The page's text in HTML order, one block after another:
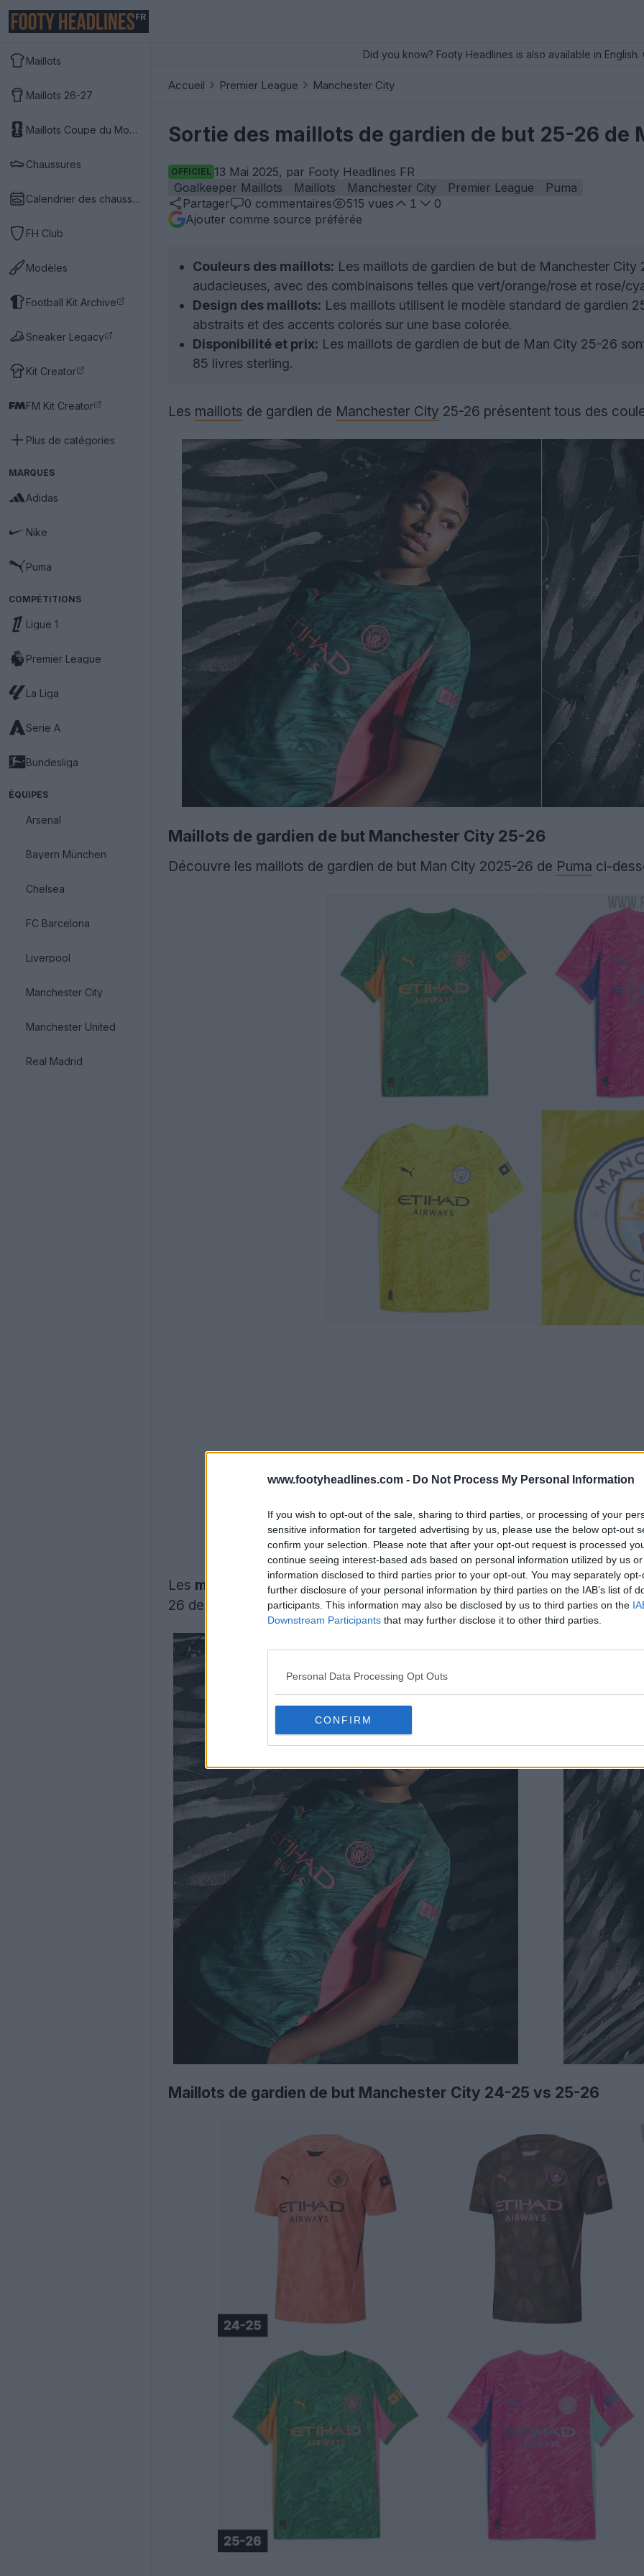
www.footyheadlines.com - Do Not Process My Personal Information
If you wish to opt-out of the sale, sharing to third parties, or processing of your
sensitive information for targeted advertising by us, please use the below opt-out
confirm your selection. Please note that after your opt-out request is processed
continue seeing interest-based ads based on personal information utilized by us
information disclosed to third parties prior to your opt-out. You may separately
further disclosure of your personal information by third parties on the IAB’s list of
participants. This information may also be disclosed by us to third parties on the
Downstream Participants that may further disclose it to other third parties.
Personal Data Processing Opt Outs
CONFIRM
FR
Maillots
Maillots 26-27
Maillots Coupe du Monde 2026
Chaussures
Calendrier des chaussures
FH Club
Modèles
Football Kit Archive
Sneaker Legacy
Kit Creator
FM Kit Creator
Plus de catégories
MARQUES
Adidas
Nike
Puma
COMPÉTITIONS
Ligue 1
Premier League
La Liga
Serie A
Bundesliga
ÉQUIPES
Arsenal
Bayern München
Chelsea
FC Barcelona
Liverpool
Manchester City
Manchester United
Real Madrid
Did you know? Footy Headlines is also available in
Accueil Premier League Manchester City
Sortie des maillots de gardien de but 25-26 de
OFFICIEL 13 Mai 2025, par Footy Headlines FR
Goalkeeper Maillots
Maillots Manchester City Premier League
Puma
Partager
0 commentaires 515 vues 1
0
Ajouter comme source préférée
Couleurs des maillots: Les maillots de gardien de but de Manchester
audacieuses, avec des combinaisons telles que vert/orange/rose et rose/
Design des maillots: Les maillots utilisent le modèle standard de gardien
abstraits et des accents colorés sur une base colorée.
Disponibilité et prix: Les maillots de gardien de but de Man City 25-26
85 livres sterling.
Les maillots de gardien de Manchester City 25-26 présentent tous des
Maillots de gardien de but Manchester City 25-26
Découvre les maillots de gardien de but Man City 2025-26 de Puma ci-
Les maillots de gardien de but Puma Manchester City 25-26sont
26 de Puma, mais vont à fond dans les couleurs et les motifs abstraits.
Maillots de gardien de but Manchester City 24-25 vs 25-26